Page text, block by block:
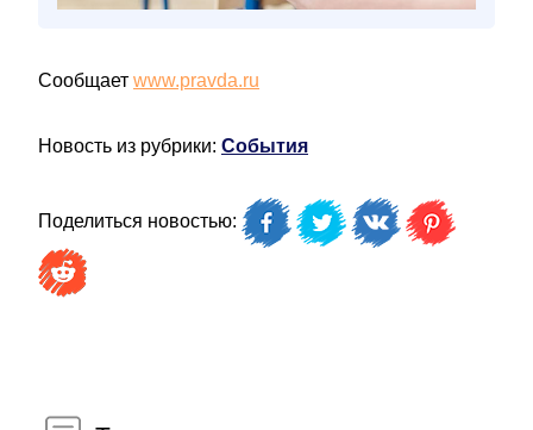
Сообщает www.pravda.ru
Новость из рубрики: События
Поделиться новостью: